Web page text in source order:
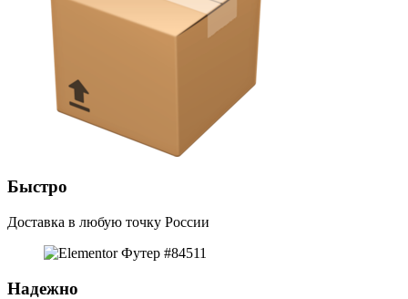
Быстро
Доставка в любую точку России
Надежно